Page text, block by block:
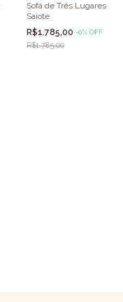
Sofá de Três Lugares
Saiote
R$1.785,00 -0% OFF
R$1.785,00